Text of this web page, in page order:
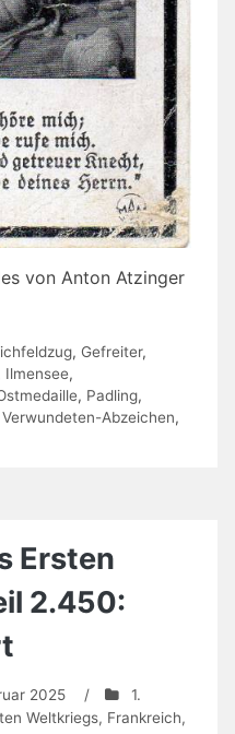
von Anton Atzinger
, Gefreiter,
Ilmensee,
, Padling,
Verwundeten-Abzeichen,
Ersten
2.450:
2025 /
1.
Weltkriegs, Frankreich,